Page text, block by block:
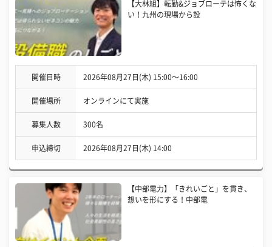
【大林組】転勤&ジョブローテは怖くな
い！九州の現場から設
開催日時 2026年08月27日(木) 15:00〜16:00
開催場所 オンラインにて実施
募集人数 300名
申込締切 2026年08月27日(木) 14:00
【中部電力】「きれいごと」を貫き、
想いを形にする！中部電